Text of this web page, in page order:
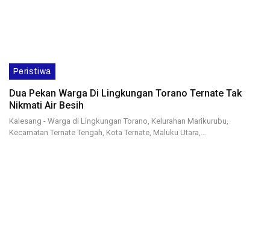
Peristiwa
Dua Pekan Warga Di Lingkungan Torano Ternate Tak
Nikmati Air Besih
Kalesang - Warga di Lingkungan Torano, Kelurahan Marikurubu,
Kecamatan Ternate Tengah, Kota Ternate, Maluku Utara,…